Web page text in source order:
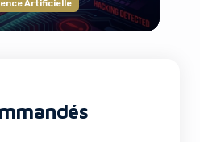
Artificielle